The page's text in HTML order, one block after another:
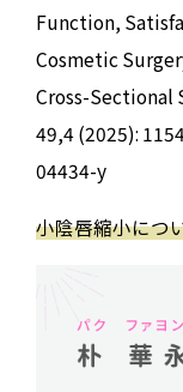
Function,
Cosmetic
Cross-Sectional
49,4 (2025):
04434-y
小陰唇縮小につ